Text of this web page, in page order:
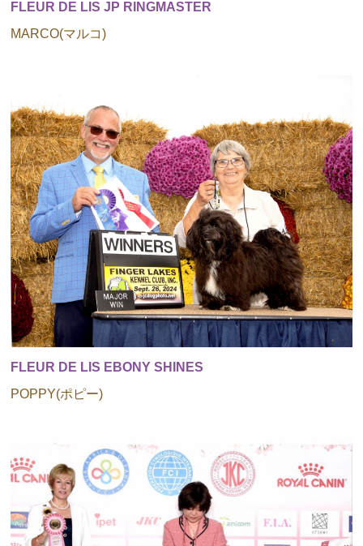
FLEUR DE LIS JP RINGMASTER
MARCO(マルコ)
FLEUR DE LIS EBONY SHINES
POPPY(ポピー)